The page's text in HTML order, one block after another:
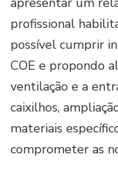
profissional
possível cumprir
COE e propondo
ventilação e a
caixilhos,
materiais
comprometer as